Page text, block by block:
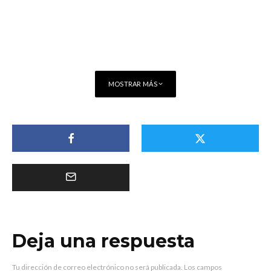
MOSTRAR MÁS
Deja una respuesta
Tu dirección de correo electrónico no será publicada. Los campos